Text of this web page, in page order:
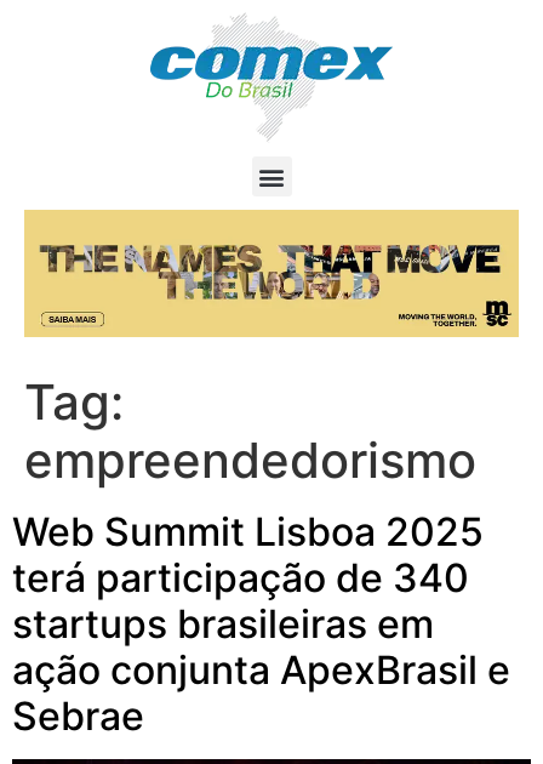
Tag:
empreendedorismo
Web Summit Lisboa 2025
terá participação de 340
startups brasileiras em
ação conjunta ApexBrasil e
Sebrae